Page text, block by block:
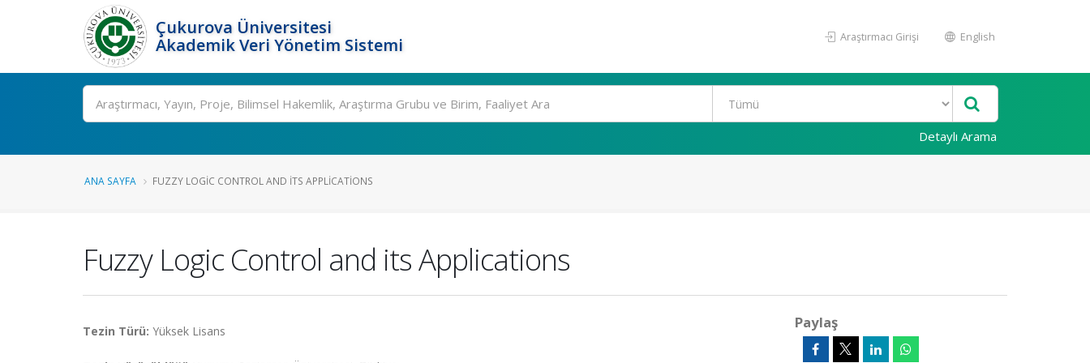
Çukurova Üniversitesi
Akademik Veri Yönetim Sistemi
Araştırmacı Girişi English
Ara
Detaylı Arama
ANA SAYFA FUZZY LOGIC CONTROL AND ITS APPLICATIONS
Fuzzy Logic Control and its Applications
Tezin Türü: Yüksek Lisans Paylaş